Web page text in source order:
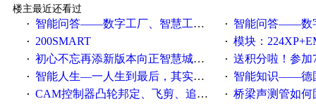
楼主最近还看过
·
智能问答——数字工厂、智慧工厂和智能制造三者的区别是什么？ · 智能问答——数字化工厂与
· 200SMART · 模块：
· 初心不忘再添新版本向正智慧城市云展厅3.0版亮相 · 送积分啦！参加7月6日
· 智能人生—一人生到最后，其实拼的都是人品 · 智能知识——德国工业崛起
· CAM控制器凸轮邦定、飞剪、追剪等C功能块 · 桥梁声测管如何固